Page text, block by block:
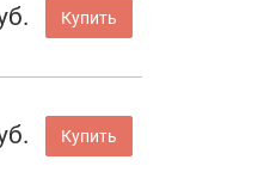
Купить
Купить